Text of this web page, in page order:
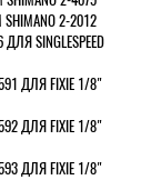
2-2012
SINGLESPEED
ДЛЯ FIXIE 1/8"
ДЛЯ FIXIE 1/8"
ДЛЯ FIXIE 1/8"